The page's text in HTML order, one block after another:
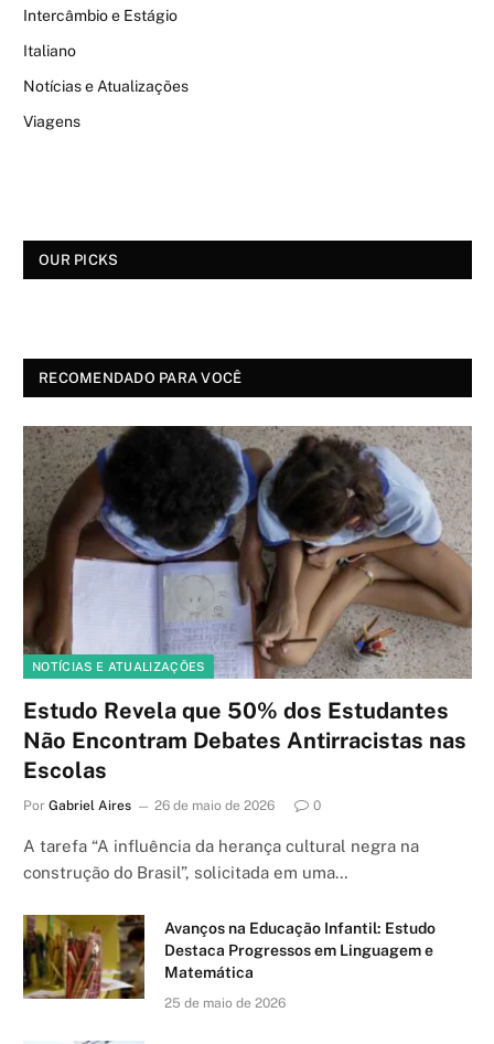
Intercâmbio e Estágio
Italiano
Notícias e Atualizações
Viagens
OUR PICKS
RECOMENDADO PARA VOCÊ
NOTÍCIAS E ATUALIZAÇÕES
Estudo Revela que 50% dos Estudantes
Não Encontram Debates Antirracistas nas
Escolas
Por Gabriel Aires 26 de maio de 2026 0
A tarefa “A influência da herança cultural negra na
construção do Brasil”, solicitada em uma…
Avanços na Educação Infantil: Estudo
Destaca Progressos em Linguagem e
Matemática
25 de maio de 2026